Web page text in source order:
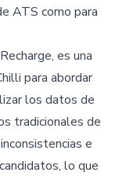
ATS como para
es una
para abordar
los datos de
tradicionales de
e
lo que